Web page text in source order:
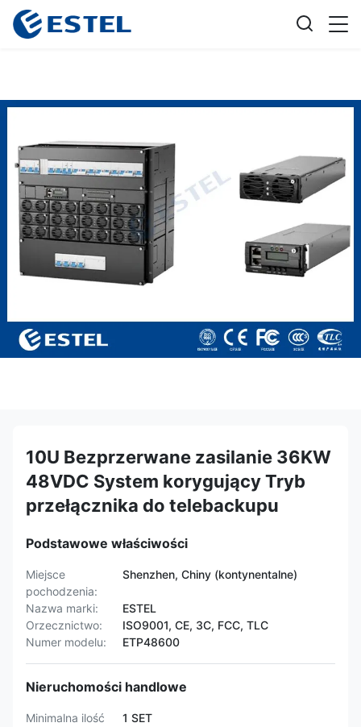
10U Bezprzerwane zasilanie 36KW
48VDC System korygujący Tryb
przełącznika do telebackupu
Podstawowe właściwości
Miejsce
pochodzenia:
Shenzhen, Chiny (kontynentalne)
Nazwa marki:
ESTEL
Orzecznictwo:
ISO9001, CE, 3C, FCC, TLC
Numer modelu:
ETP48600
Nieruchomości handlowe
Minimalna ilość
1 SET